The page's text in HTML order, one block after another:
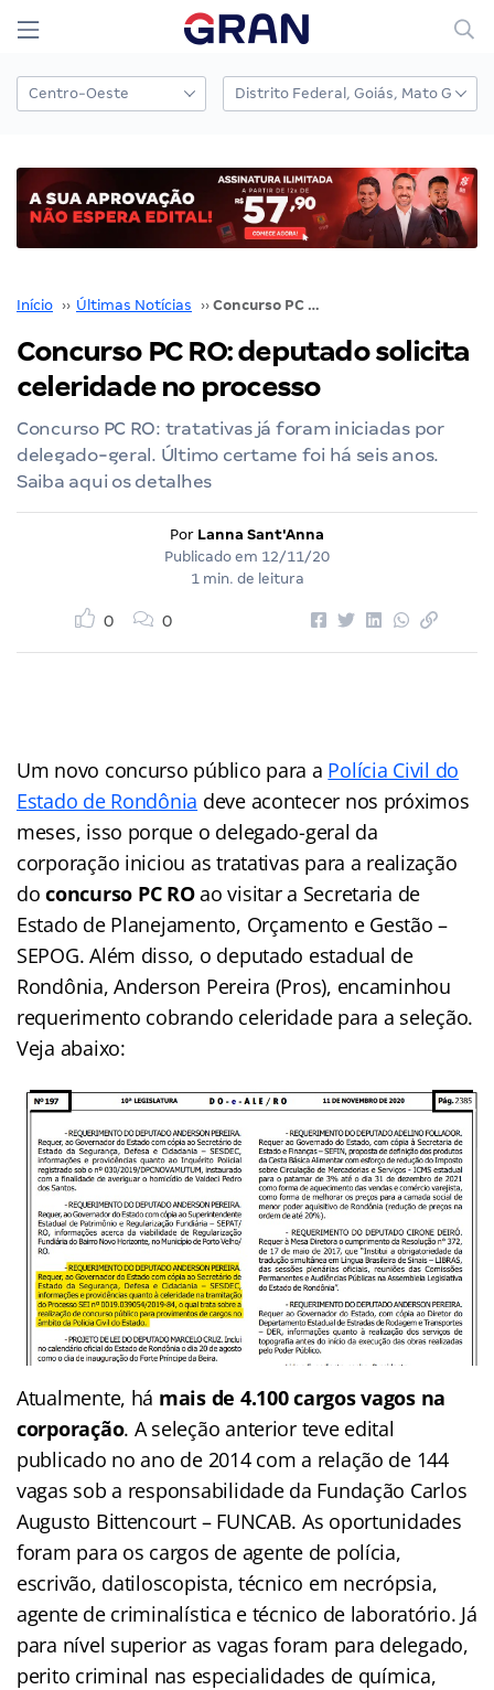
Início ›› Últimas Notícias ›› Concurso PC RO: deputado solicita celeridade no processo
Concurso PC RO: deputado solicita
celeridade no processo
Concurso PC RO: tratativas já foram iniciadas por
delegado-geral. Último certame foi há seis anos.
Saiba aqui os detalhes
Por Lanna Sant'Anna
Publicado em 12/11/20
1 min. de leitura
0 0
Um novo concurso público para a Polícia Civil do
Estado de Rondônia deve acontecer nos próximos
meses, isso porque o delegado-geral da
corporação iniciou as tratativas para a realização
doconcurso PC ROao visitar a Secretaria de
Estado de Planejamento, Orçamento e Gestão –
SEPOG. Além disso, o deputado estadual de
Rondônia, Anderson Pereira (Pros), encaminhou
requerimento cobrando celeridade para a seleção.
Veja abaixo:
Atualmente, há mais de 4.100 cargos vagos na
corporação. A seleção anterior teve edital
publicado no ano de 2014 com a relação de 144
vagas sob a responsabilidade da Fundação Carlos
Augusto Bittencourt – FUNCAB. As oportunidades
foram para os cargos de agente de polícia,
escrivão, datiloscopista, técnico em necrópsia,
agente de criminalística e técnico de laboratório. Já
para nível superior as vagas foram para delegado,
perito criminal nas especialidades de química,